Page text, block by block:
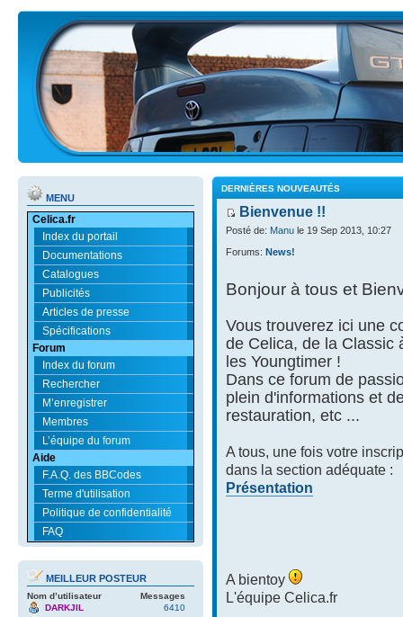
MENU
Celica.fr
Index du portail
Documentations
Catalogues
Publicités
Articles de presse
Spécifications
Forum
Index du forum
Rechercher
M’enregistrer
Membres
L’équipe du forum
Aide
F.A.Q. des BBCodes
Terme d'utilisation
Politique de confidentialité
FAQ
MEILLEUR POSTEUR
Nom d’utilisateur
Messages
DARKJIL
6410
DERNIÈRES NOUVEAUTÉS
Bienvenue !!
Posté de: Manu le 19 Sep 2013, 10:27
Forums: News!
Bonjour à tous et
Vous trouverez ici une
de Celica, de la Classic
les Youngtimer !
Dans ce forum de
plein d'informations et
restauration, etc ...
A tous, une fois votre
dans la section adéquate :
Présentation
A bientoy
L'équipe Celica.fr